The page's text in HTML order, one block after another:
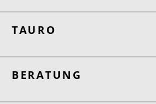
TAURO
BERATUNG